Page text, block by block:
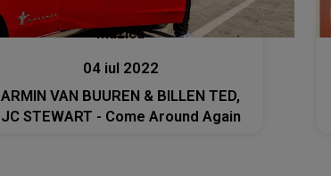
Muzica
04 iul 2022
ARMIN VAN BUUREN & BILLEN TED,
JC STEWART - Come Around Again